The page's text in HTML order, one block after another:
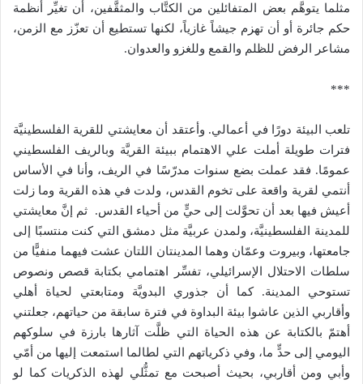
مثلما يتوهَّم بعض المتفائلين من الكتَّاب والمثقَّفين، أن تغيِّر أنظمة
حكم جائرة أو أن تهزم جيشاً غازياً، لكنها تستطيع أن تعزّز مع الزمن،
مشاعر الرفض للظلم والقمع وللغزو والعدوان.
***
تلعب البيئة دورًا في أعمالي. وأعتقد أن معايشتي للقرية الفلسطينيَّة
فترات طويلة أملت علي الاهتمام ببيئة القريَّة وبالريف الفلسطيني
عمومًا. فقد عملت بضع سنوات مدرّسًا في الريف، وأنا في الأساس
أنتمي لقرية واقعة على تخوم القدس، ولدت في هذه القرية وما زلت
أعيش فيها بعد أن تحوَّلت إلى حيٍّ من أحياء القدس. ثم إنَّ معايشتي
للمدينة الفلسطينيَّة، ولمدن عربيَّة مثل دمشق التي كنت منتسبًا إلى
جامعتها، وبيروت وعمّان وهما المدينتان اللتان عشت فيهما منفيًّا من
سلطات الاحتلال الإسرائيلي، تفسِّر اهتمامي بكتابة قصص ونصوص
تستوحي المدينة. كما أن جذوري البدويَّة ومتابعتي لحياة أهلي
وأقاربي الذين عاشوا بيئة البداوة في فترة سابقة من حياتهم، جعلتني
أهتمّ بالكتابة عن هذه الحياة التي ظلَّت آثارها بارزة في سلوكهم
اليومي إلى حدٍّ ما، وفي ذكرياتهم التي لطالما استمعت إليها من أمّي
وأبي ومن أقاربي، بحيث أصبحت مع تمثُّلي لهذه الذكريات كما لو